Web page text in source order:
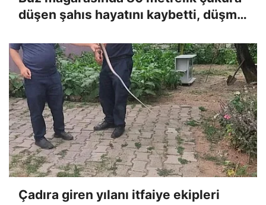
düşen şahıs hayatını kaybetti, düşme
Çadıra giren yılanı itfaiye ekipleri